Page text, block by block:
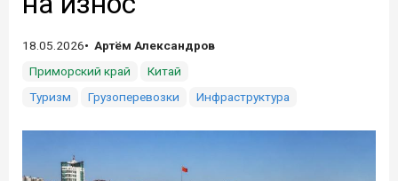
18.05.2026
Артём Александров
Приморский край
Китай
Туризм
Грузоперевозки Инфраструктура